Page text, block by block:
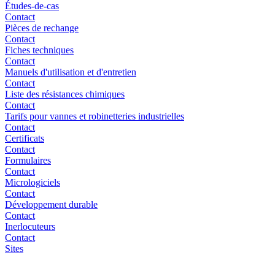
Études-de-cas
Contact
Pièces de rechange
Contact
Fiches techniques
Contact
Manuels d'utilisation et d'entretien
Contact
Liste des résistances chimiques
Contact
Tarifs pour vannes et robinetteries industrielles
Contact
Certificats
Contact
Formulaires
Contact
Micrologiciels
Contact
Développement durable
Contact
Inerlocuteurs
Contact
Sites